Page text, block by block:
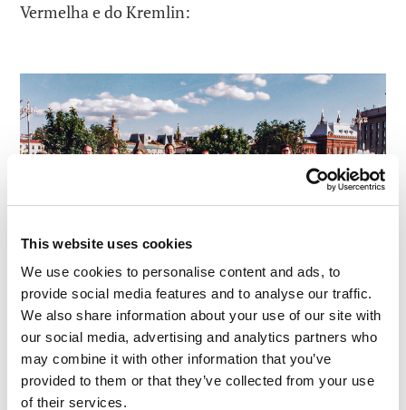
This website uses cookies
We use cookies to personalise content and ads, to
provide social media features and to analyse our traffic.
We also share information about your use of our site with
our social media, advertising and analytics partners who
may combine it with other information that you’ve
provided to them or that they’ve collected from your use
of their services.
Vermelha e do Kremlin:
Leia em:Ciberpassado, oitava parte: 1998-2000
(três estreias: reestruturação, escritório no
exterior, conferência de parceiros)